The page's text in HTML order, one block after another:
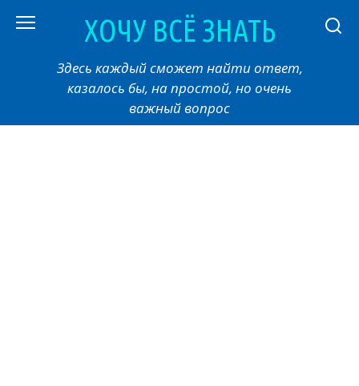
ХОЧУ ВСЁ ЗНАТЬ
Здесь каждый сможет найти ответ,
казалось бы, на простой, но очень
важный вопрос